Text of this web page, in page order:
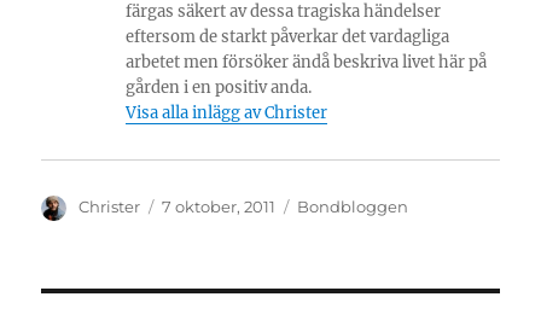
färgas säkert av dessa tragiska händelser
eftersom de starkt påverkar det vardagliga
arbetet men försöker ändå beskriva livet här på
gården i en positiv anda.
Visa alla inlägg av Christer
Författare
Christer
Publicerat
7 oktober, 2011 Kategorier
Bondbloggen